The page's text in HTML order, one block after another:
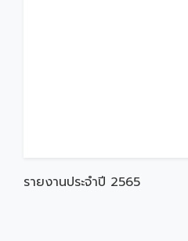
รายงานประจำปี 2565